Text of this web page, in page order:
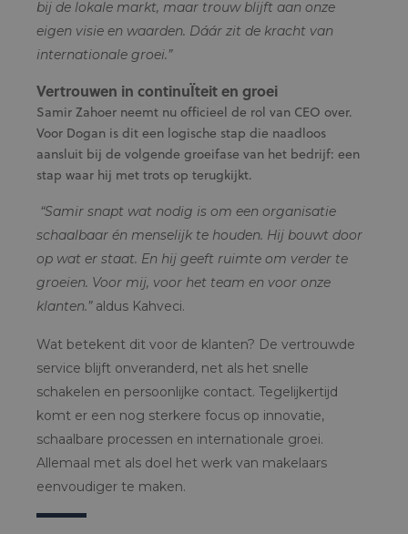
bij de lokale markt, maar trouw blijft aan onze
eigen visie en waarden. Dáár zit de kracht van
internationale groei.”
Vertrouwen in continuÏteit en groei
Samir Zahoer neemt nu officieel de rol van CEO over.
Voor Dogan is dit een logische stap die naadloos
aansluit bij de volgende groeifase van het bedrijf: een
stap waar hij met trots op terugkijkt.
“Samir snapt wat nodig is om een organisatie
schaalbaar én menselijk te houden. Hij bouwt door
op wat er staat. En hij geeft ruimte om verder te
groeien. Voor mij, voor het team en voor onze
klanten.”aldus Kahveci.
Wat betekent dit voor de klanten? De vertrouwde
service blijft onveranderd, net als het snelle
schakelen en persoonlijke contact. Tegelijkertijd
komt er een nog sterkere focus op innovatie,
schaalbare processen en internationale groei.
Allemaal met als doel het werk van makelaars
eenvoudiger te maken.